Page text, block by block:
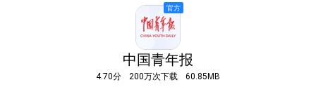
中国青年报
4.70分 200万次下载 60.85MB